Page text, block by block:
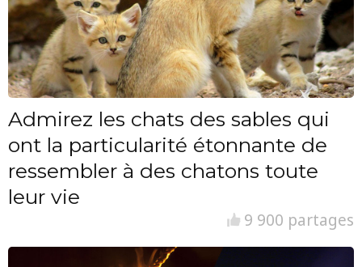
Admirez les chats des sables qui
ont la particularité étonnante de
ressembler à des chatons toute
leur vie
9 900 partages